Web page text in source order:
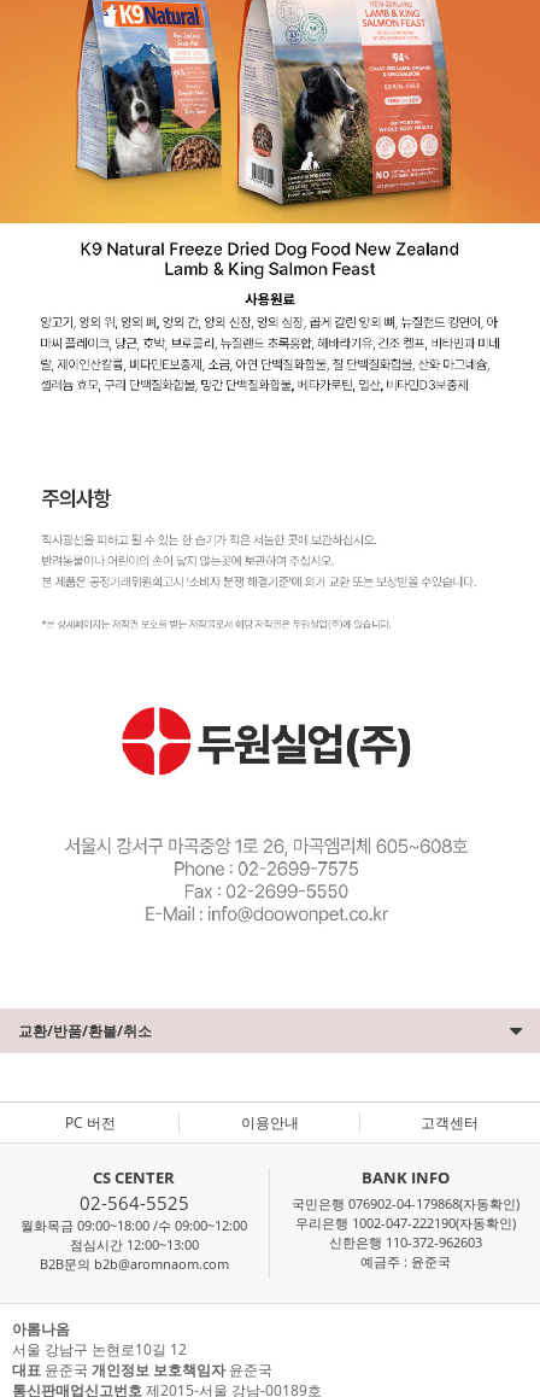
교환/반품/환불/취소
PC 버전 이용안내 고객센터
CS CENTER
02-564-5525
월화목금 09:00~18:00 /수 09:00~12:00
점심시간 12:00~13:00
B2B문의 b2b@aromnaom.com
BANK INFO
국민은행 076902-04-179868(자동확인)
우리은행 1002-047-222190(자동확인)
신한은행 110-372-962603
예금주 : 윤준국
아롬나옴
서울 강남구 논현로10길 12
대표 윤준국 개인정보 보호책임자윤준국
통신판매업신고번호제2015-서울 강남-00189호